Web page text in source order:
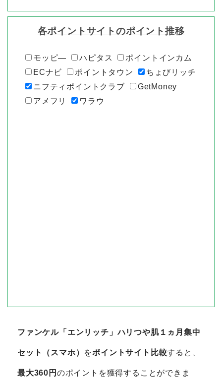
各ポイントサイトのポイント推移
モッピ― ハピタス
ポイントインカム
ECナビ
ポイントタウン
ちょびリッチ
ニフティポイントクラブ
GetMoney
アメフリ
ワラウ
ファンケル「エンリッチ」ハリつや肌１ヵ月集中
セット（スマホ） をポイントサイト比較すると、
最大360円 のポイントを獲得することができま